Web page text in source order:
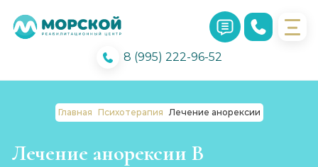
8 (995) 222-96-52
Главная Психотерапия Лечение анорексии
Лечение анорексии В